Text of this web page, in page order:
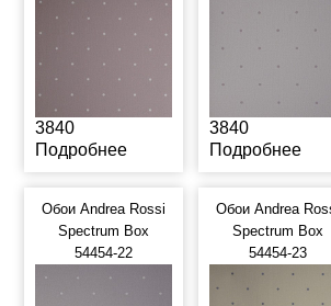
3840
Подробнее
3840
Подробнее
Обои Andrea Rossi
Spectrum Box
54454-22
Обои Andrea
Spectrum Box
54454-23